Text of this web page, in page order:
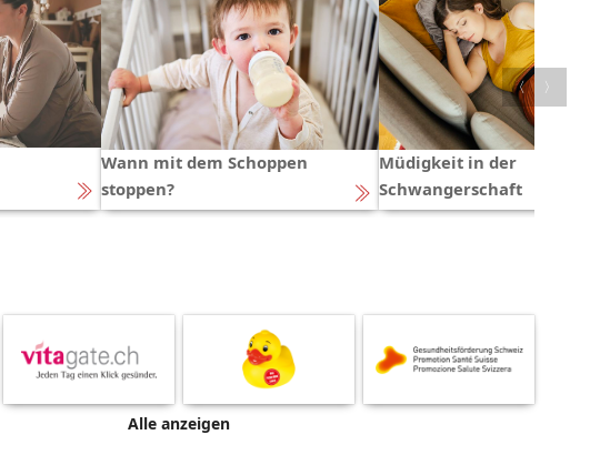
Wann mit dem Schoppen
stoppen?
Müdigkeit in der
Schwangerschaft
〈 〉
Alle anzeigen